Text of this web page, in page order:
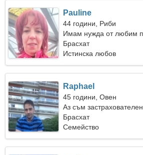
Pauline
44 години, Риби
Имам нужда от любим
Брасхат
Истинска любов
Raphael
45 години, Овен
Аз съм
очарователна жена
Брасхат
Семейство